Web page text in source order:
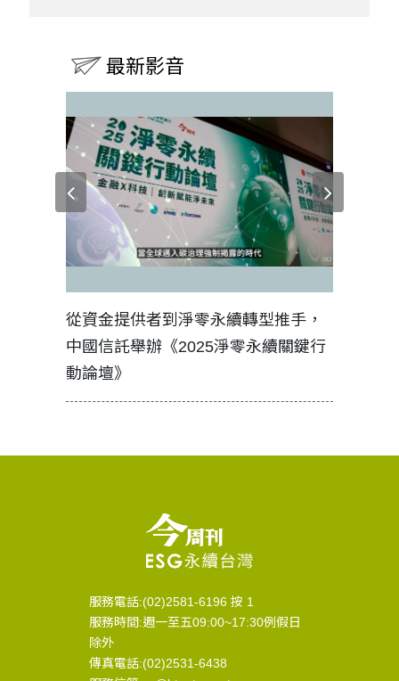
最新影音
從資金提供者到淨零永續轉型推手，
中國信託舉辦《2025淨零永續關鍵行
動論壇》
服務電話:(02)2581-6196 按 1
服務時間:週一至五09:00~17:30例假日
除外
傳真電話:(02)2531-6438